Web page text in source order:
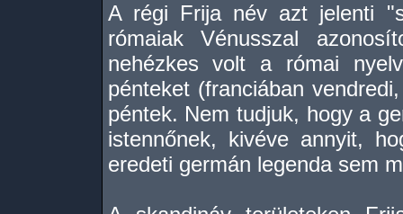
A régi Frija név azt jelenti
rómaiak Vénusszal
nehézkes volt a római
pénteket (franciában
péntek. Nem tudjuk, hogy a
istennőnek, kivéve annyit,
eredeti germán legenda sem